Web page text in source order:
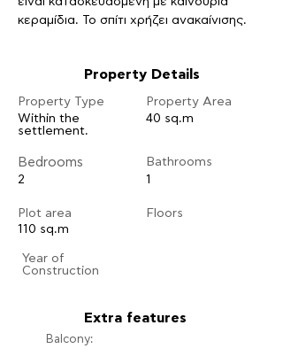
κεραμίδια. Το σπίτι χρήζει ανακαίνισης.
Property Details
Property Type
Within the
settlement.
Bedrooms
2
Plot area
110 sq.m
Property Area
40 sq.m
Bathrooms
1
Floors
​Year of
Construction
Extra features
Balcony: